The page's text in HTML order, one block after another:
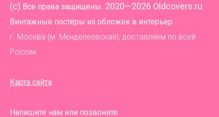
(c) Все права защищены. 2020—2026 Oldcovers.ru
Винтажные постеры из обложек в интерьер
г. Москва (м. Менделеевская), доставляем по всей
России
Карта сайта
Напишите нам или позвоните